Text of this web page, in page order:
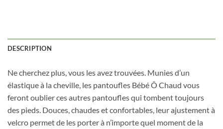
DESCRIPTION
Ne cherchez plus, vous les avez trouvées. Munies d’un
élastique à la cheville, les pantoufles Bébé Ô Chaud vous
feront oublier ces autres pantoufles qui tombent toujours
des pieds. Douces, chaudes et confortables, leur ajustement à
velcro permet de les porter à n’importe quel moment de la